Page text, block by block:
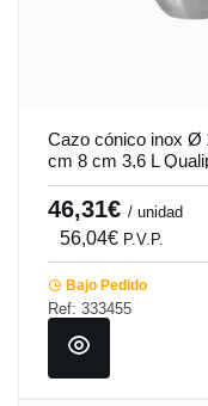
Cazo cónico inox Ø
cm 8 cm 3,6 L
Pro.cooker
46,31€ / unidad
56,04€ P.V.P.
Bajo Pedido
Ref: 333455